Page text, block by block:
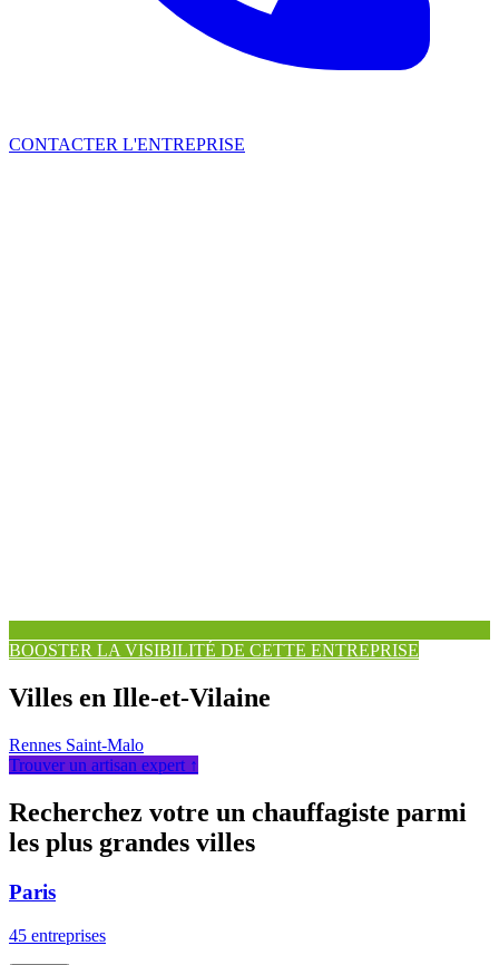
CONTACTER L'ENTREPRISE
BOOSTER LA VISIBILITÉ DE CETTE ENTREPRISE
Villes en Ille-et-Vilaine
Rennes Saint-Malo
Trouver un artisan expert ↑
Recherchez votre un chauffagiste parmi
les plus grandes villes
Paris
45 entreprises